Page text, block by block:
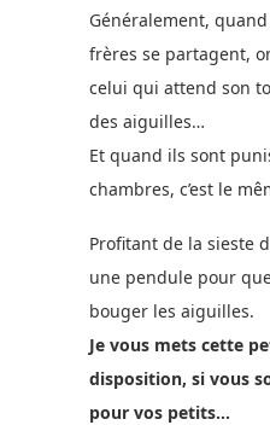
Généralement,
frères se partagent,
celui qui attend son
des aiguilles…
Et quand ils sont
chambres, c’est le
Profitant de la sieste
une pendule pour
bouger les aiguilles.
Je vous mets cette
disposition, si vous
pour vos petits…